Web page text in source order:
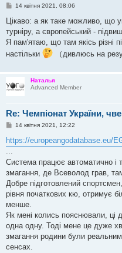
П
в
д
о
л
я
14 квітня 2021, 08:06
Цікаво: а як таке можливо, що
турніру, а європейський -
Я пам'ятаю, що там якісь різні
настільки
（дивлюсь на
Наталья
Advanced Member
Re: Чемпіонат України,
П
в
і
о
м
л
е
н
н
я
14 квітня 2021, 12:22
https://europeangodatabase.eu/
Система працює автоматично і
змагання, де Всеволод грав,
Добре підготовлений
рівня початкових кю, отримує
менше.
Як мені колись пояснювали, ці
одна одну. Тоді мене це дуже
змагання родини були
сенсах.